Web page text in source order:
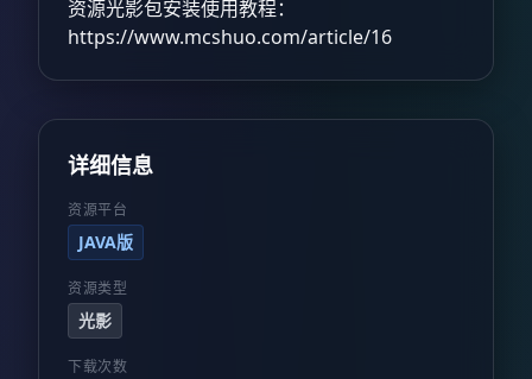
资源光影包安装使用教程：
https://www.mcshuo.com/article/16
详细信息
资源平台
JAVA版
资源类型
光影
下载次数